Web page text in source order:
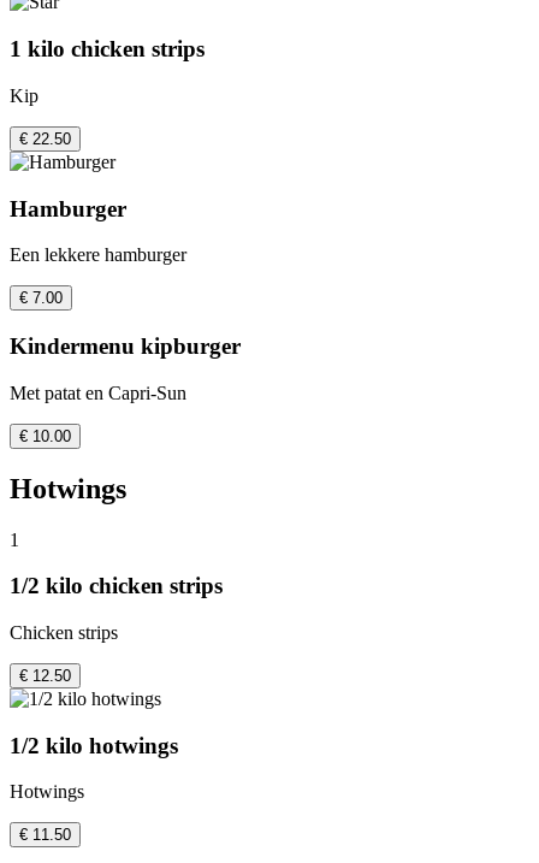
1 kilo chicken strips
Kip
€ 22.50
Hamburger
Een lekkere hamburger
€ 7.00
Kindermenu kipburger
Met patat en Capri-Sun
€ 10.00
Hotwings
1
1/2 kilo chicken strips
Chicken strips
€ 12.50
1/2 kilo hotwings
Hotwings
€ 11.50